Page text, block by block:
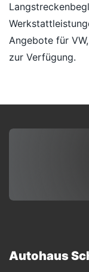
Angebote für
zur Verfügung.
Autohaus